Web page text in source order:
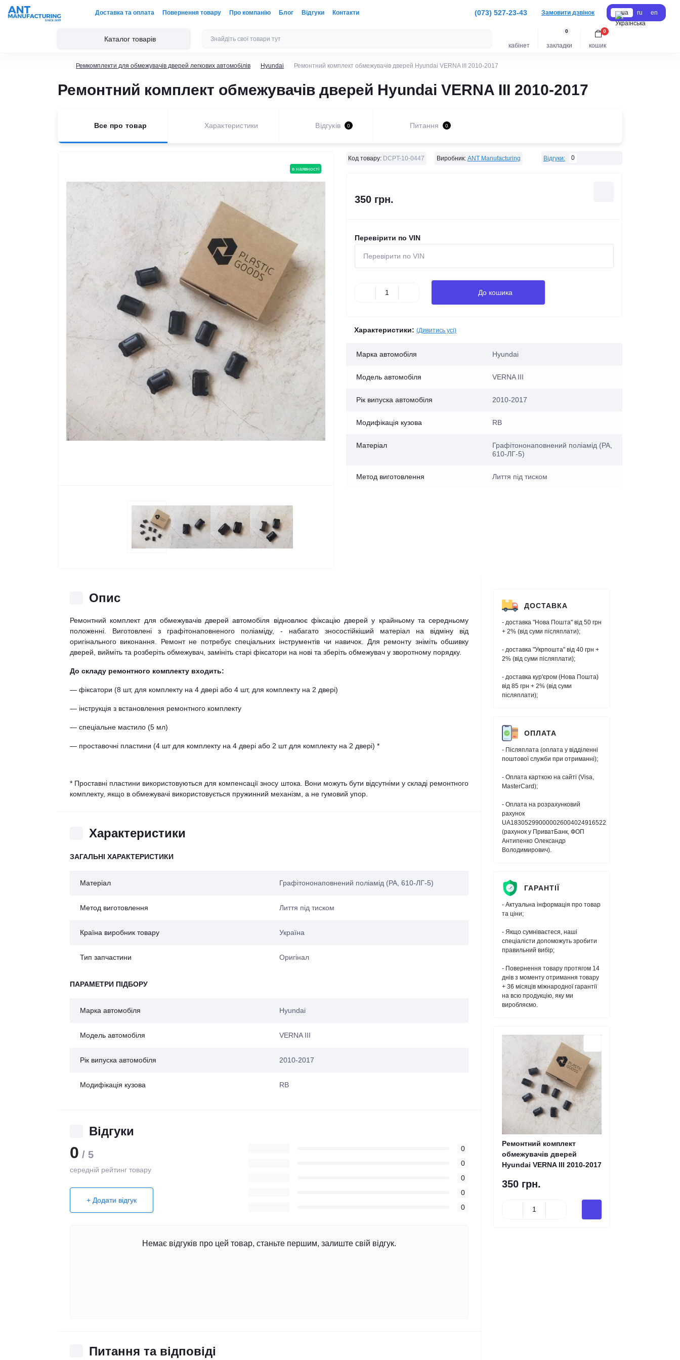
Доставка та оплата Повернення товару Про компанію Блог Відгуки Контакти (073) 527-23-43 Замовити дзвінок ua ru en
Каталог товарів
кабінет закладки
0
кошик
0
Ремкомплекти для обмежувачів дверей легкових автомобілів Hyundai Ремонтний комплект обмежувачів дверей Hyundai VERNA III 2010-2017
Ремонтний комплект обмежувачів дверей Hyundai VERNA III 2010-2017
Все про товар Характеристики Відгуків 0 Питання 0
в наявності
Код товару: DCPT-10-0447 Виробник: ANT Manufacturing Відгуки: 0
350 грн.
Перевірити по VIN
До кошика
Характеристики: (Дивитись усі)
Марка автомобіля Hyundai
Модель автомобіля VERNA III
Рік випуска автомобіля 2010-2017
Модифікація кузова RB
Матеріал
Графітононаповнений поліамід (PA,
610-ЛГ-5)
Метод виготовлення Лиття під тиском
Опис
Ремонтний комплект для обмежувачів дверей автомобіля відновлює фіксацію дверей у крайньому та середньому
положенні. Виготовлені з графітонаповненого поліаміду, - набагато зносостійкіший матеріал на відміну від
оригінального виконання. Ремонт не потребує спеціальних інструментів чи навичок. Для ремонту зніміть обшивку
дверей, вийміть та розберіть обмежувач, замініть старі фіксатори на нові та зберіть обмежувач у зворотному порядку.
До складу ремонтного комплекту входить:
— фіксатори (8 шт, для комплекту на 4 двері або 4 шт, для комплекту на 2 двері)
— інструкція з встановлення ремонтного комплекту
— спеціальне мастило (5 мл)
— проставочні пластини (4 шт для комплекту на 4 двері або 2 шт для комплекту на 2 двері) *
* Проставні пластини використовуються для компенсації зносу штока. Вони можуть бути відсутніми у складі ремонтного
комплекту, якщо в обмежувачі використовується пружинний механізм, а не гумовий упор.
Характеристики
ЗАГАЛЬНІ ХАРАКТЕРИСТИКИ
Матеріал Графітононаповнений поліамід (PA, 610-ЛГ-5)
Метод виготовлення Лиття під тиском
Країна виробник товару Україна
Тип запчастини Оригінал
ПАРАМЕТРИ ПІДБОРУ
Марка автомобіля Hyundai
Модель автомобіля VERNA III
Рік випуска автомобіля 2010-2017
Модифікація кузова RB
Відгуки
0 / 5
середній рейтинг товару
+ Додати відгук
0
0
0
0
0
Немає відгуків про цей товар, станьте першим, залиште свій відгук.
Питання та відповіді
ДОСТАВКА
- доставка "Нова Пошта" від 50 грн
+ 2% (від суми післяплати);
- доставка "Укрпошта" від 40 грн +
2% (від суми післяплати);
- доставка кур'єром (Нова Пошта)
від 85 грн + 2% (від суми
післяплати);
ОПЛАТА
- Післяплата (оплата у відділенні
поштової служби при отриманні);
- Оплата карткою на сайті (Visa,
MasterCard);
- Оплата на розрахунковий
рахунок
UA183052990000026004024916522
(рахунок у ПриватБанк, ФОП
Антипенко Олександр
Володимирович).
ГАРАНТІЇ
- Актуальна інформація про товар
та ціни;
- Якщо сумніваєтеся, наші
спеціалісти допоможуть зробити
правильний вибір;
- Повернення товару протягом 14
днів з моменту отримання товару
+ 36 місяців міжнародної гарантії
на всю продукцію, яку ми
виробляємо.
Ремонтний комплект
обмежувачів дверей
Hyundai VERNA III 2010-2017
350 грн.